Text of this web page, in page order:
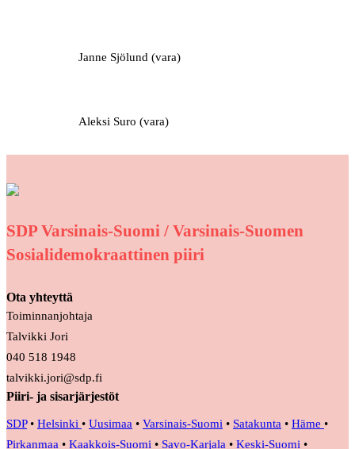
Janne Sjölund (vara)
Aleksi Suro (vara)
SDP Varsinais-Suomi / Varsinais-Suomen
Sosialidemokraattinen piiri
Ota yhteyttä
Toiminnanjohtaja
Talvikki Jori
040 518 1948
talvikki.jori@sdp.fi
Piiri- ja sisarjärjestöt
SDP• Helsinki • Uusimaa • Varsinais-Suomi • Satakunta • Häme •
Pirkanmaa • Kaakkois-Suomi • Savo-Karjala • Keski-Suomi •